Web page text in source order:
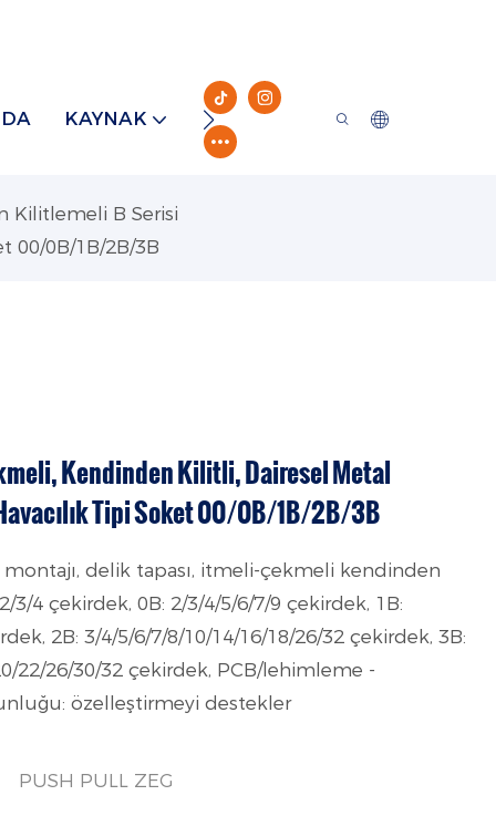
KAYNAK TEMAS ETMEK
Kilitlemeli B Serisi
00/0B/1B/2B/3B
Kendinden Kilitli, Dairesel Metal
Tipi Soket 00/0B/1B/2B/3B
delik tapası, itmeli-çekmeli kendinden
3/4 çekirdek, 0B: 2/3/4/5/6/7/9 çekirdek, 1B:
2B: 3/4/5/6/7/8/10/14/16/18/26/32 çekirdek, 3B:
22/26/30/32 çekirdek, PCB/lehimleme -
özelleştirmeyi destekler
PUSH PULL ZEG